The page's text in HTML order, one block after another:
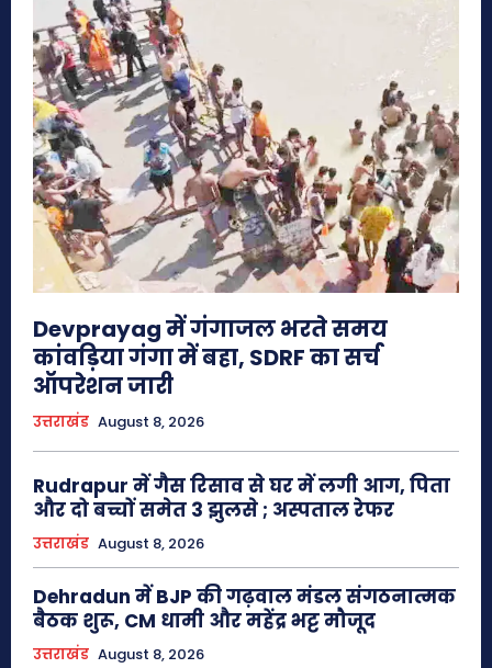
Devprayag में गंगाजल भरते समय
कांवड़िया गंगा में बहा, SDRF का सर्च
ऑपरेशन जारी
उत्तराखंड August 8, 2026
Rudrapur में गैस रिसाव से घर में लगी आग, पिता
और दो बच्चों समेत 3 झुलसे ; अस्पताल रेफर
उत्तराखंड August 8, 2026
Dehradun में BJP की गढ़वाल मंडल संगठनात्मक
बैठक शुरू, CM धामी और महेंद्र भट्ट मौजूद
उत्तराखंड August 8, 2026